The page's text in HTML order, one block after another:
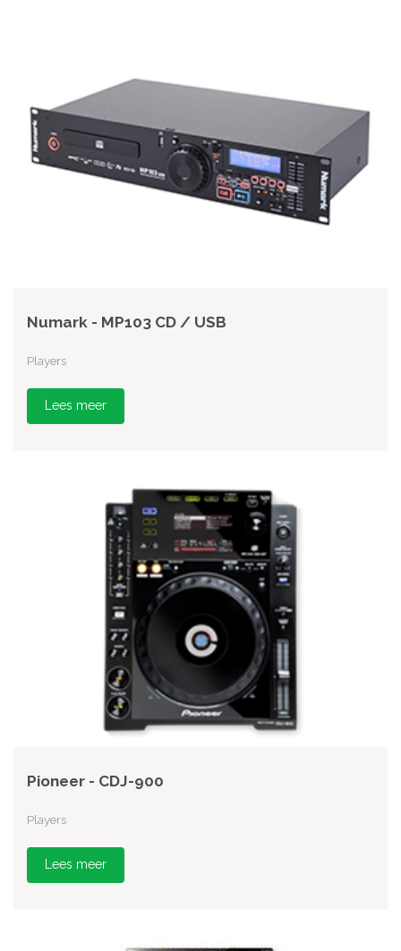
Numark - MP103 CD / USB
Players
Lees meer
Pioneer - CDJ-900
Players
Lees meer